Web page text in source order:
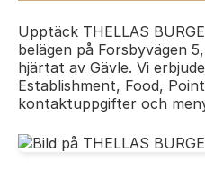
Upptäck THELLAS
belägen på Forsbyvägen
hjärtat av Gävle. Vi
Establishment, Food,
kontaktuppgifter och